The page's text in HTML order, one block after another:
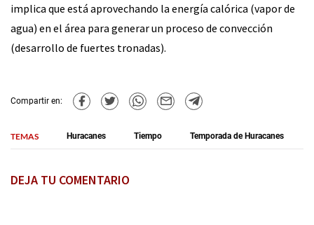
implica que está aprovechando la energía calórica (vapor de
agua) en el área para generar un proceso de convección
(desarrollo de fuertes tronadas).
Compartir en:
TEMAS Huracanes Tiempo Temporada de Huracanes
DEJA TU COMENTARIO